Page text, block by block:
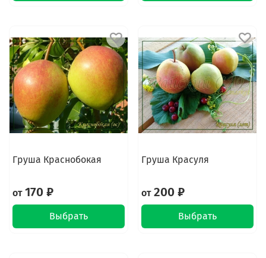
Груша Краснобокая
от170 ₽
Выбрать
Груша Красуля
от200 ₽
Выбрать